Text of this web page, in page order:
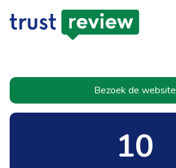
Bezoek de website
10